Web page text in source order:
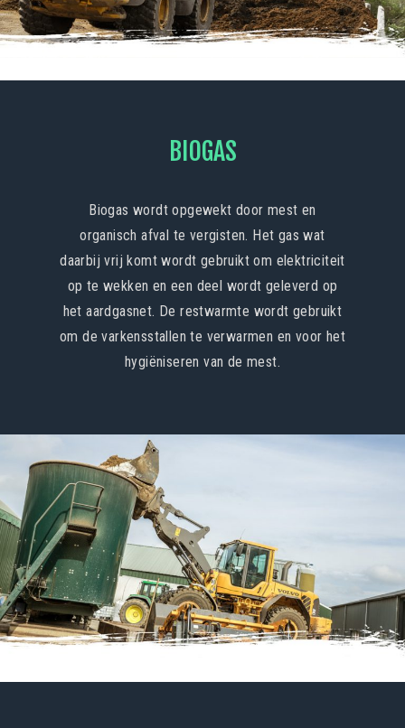
BIOGAS
Biogas wordt opgewekt door mest en
organisch afval te vergisten. Het gas wat
daarbij vrij komt wordt gebruikt om elektriciteit
op te wekken en een deel wordt geleverd op
het aardgasnet. De restwarmte wordt gebruikt
om de varkensstallen te verwarmen en voor het
hygiëniseren van de mest.